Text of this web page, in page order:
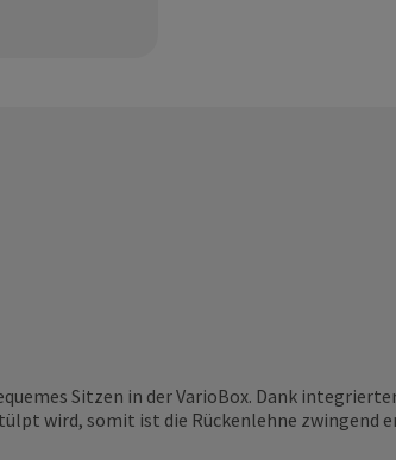
Sitzen in der VarioBox. Dank
wird, somit ist die Rückenlehne zwingend